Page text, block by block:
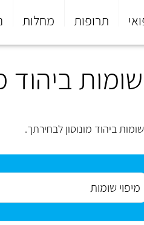
תרופות מחלות
ביהוד
ביהוד מונוסון לבחירתך.